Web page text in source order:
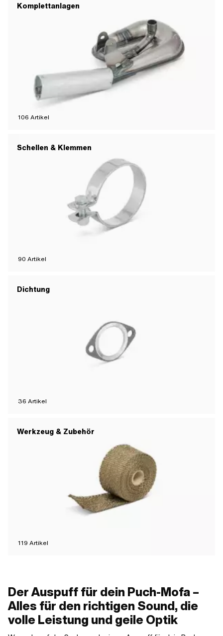
Komplettanlagen
106 Artikel
Schellen & Klemmen
90 Artikel
Dichtung
36 Artikel
Werkzeug & Zubehör
119 Artikel
Der Auspuff für dein Puch-Mofa –
Alles für den richtigen Sound, die
volle Leistung und geile Optik